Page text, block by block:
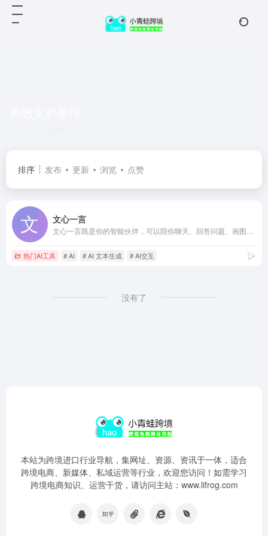
排序 发布 更新 浏览 点赞
文心一言
热门AI工具 # AI # AI 文本生成 # AI交互
没有了
本站为跨境进口行业导航，集网址、资源、资讯于一体，适合
跨境电商、新媒体、私域运营等行业，欢迎您访问！如需学习
跨境电商知识、运营干货，请访问主站：www.lifrog.com